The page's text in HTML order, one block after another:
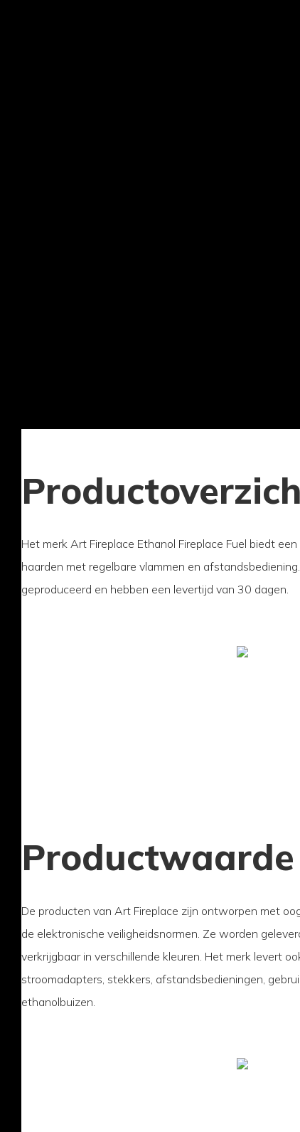
Het merk Art Fireplace Ethanol Fireplace Fuel biedt
haarden met regelbare vlammen en
geproduceerd en hebben een levertijd van 30 dagen.
Productwaarde
De producten van Art Fireplace zijn ontworpen met
de elektronische veiligheidsnormen. Ze worden
verkrijgbaar in verschillende kleuren. Het merk levert
stroomadapters, stekkers, afstandsbedieningen,
ethanolbuizen.